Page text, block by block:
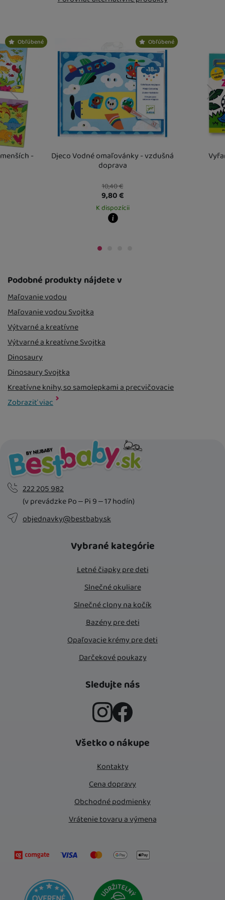
predchádzajúci nasledujúci
Obľúbené
Djeco Vodné omaľovánky - vzdušná
doprava
10,40€
9,80€
K dispozícii
18. 8.
Obľúbené
-
Podobné produkty nájdete v
Maľovanie vodou
Maľovanie vodou Svojtka
Výtvarné a kreatívne
Výtvarné a kreatívne Svojtka
Dinosaury
Dinosaury Svojtka
Kreatívne knihy, so samolepkami a precvičovacie
Kreatívne knihy, so samolepkami a precvičovacie Svojtka
Hračky a hry
Hračky a hry Svojtka
Knihy pre deti a leporela
Knihy pre deti a leporela Svojtka
Zobraziť viac
222 205 982
(v prevádzke Po – Pi 9 – 17 hodín)
objednavky@bestbaby.sk
Vybrané kategórie
Letné čiapky pre deti
Slnečné okuliare
Slnečné clony na kočík
Bazény pre deti
Opaľovacie krémy pre deti
Darčekové poukazy
Sledujte nás
Všetko o nákupe
Kontakty
Cena dopravy
Obchodné podmienky
Vrátenie tovaru a výmena